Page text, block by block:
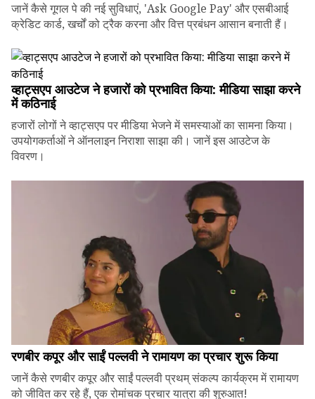
जानें कैसे गूगल पे की नई सुविधाएं, 'Ask Google Pay' और एसबीआई
क्रेडिट कार्ड, खर्चों को ट्रैक करना और वित्त प्रबंधन आसान बनाती हैं।
व्हाट्सएप आउटेज ने हजारों को प्रभावित किया: मीडिया साझा करने
में कठिनाई
हजारों लोगों ने व्हाट्सएप पर मीडिया भेजने में समस्याओं का सामना किया।
उपयोगकर्ताओं ने ऑनलाइन निराशा साझा की। जानें इस आउटेज के
विवरण।
रणबीर कपूर और साईं पल्लवी ने रामायण का प्रचार शुरू किया
जानें कैसे रणबीर कपूर और साईं पल्लवी प्रथम् संकल्प कार्यक्रम में रामायण
को जीवित कर रहे हैं, एक रोमांचक प्रचार यात्रा की शुरुआत!